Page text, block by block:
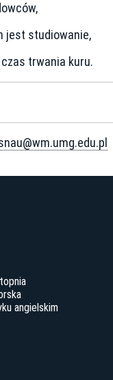
jest studiowanie,
trwania kuru.
angielskim